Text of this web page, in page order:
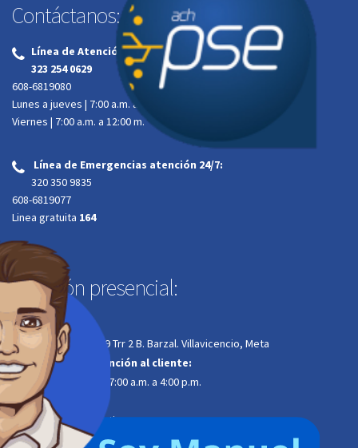
Contáctanos:
Línea de Atención al Cliente:
323 254 0629
608-6819080
Lunes a jueves | 7:00 a.m. a 4:00 p.m.
Viernes | 7:00 a.m. a 12:00 m.
Línea de Emergencias atención 24/7:
320 350 9835
608-6819077
Linea gratuita 164
Atención presencial:
Dirección:
Calle 34A # 34-29 Trr 2 B. Barzal. Villavicencio, Meta
Horario de atención al cliente:
Lunes a jueves | 7:00 a.m. a 4:00 p.m.
Viernes | 7:00 a.m. a
12:00 m. jornada continua